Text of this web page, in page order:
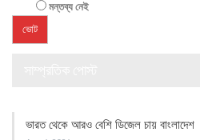
মন্তব্য নেই
ভারত থেকে আরও বেশি ডিজেল চায় বাংলাদেশ